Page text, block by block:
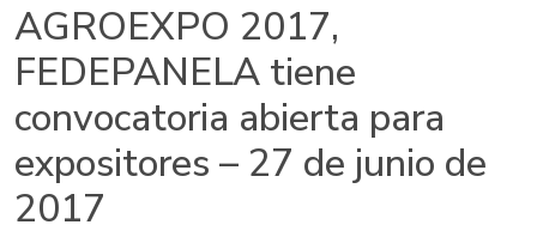
AGROEXPO 2017,
FEDEPANELA tiene
convocatoria abierta para
expositores – 27 de junio de
2017